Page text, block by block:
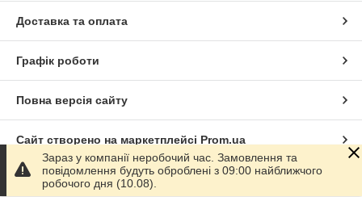
Доставка та оплата
Графік роботи
Повна версія сайту
Сайт створено на маркетплейсі Prom.ua
Політика конфіденційності
Зараз у компанії неробочий час. Замовлення та
повідомлення будуть оброблені з 09:00 найближчого
робочого дня (10.08).